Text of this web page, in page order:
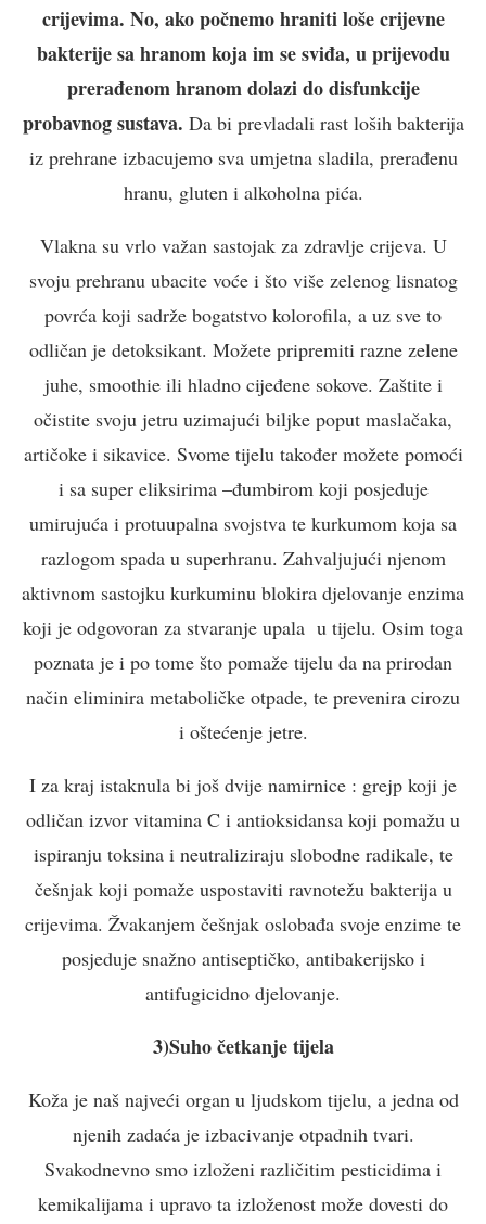
crijevima. No, ako počnemo hraniti loše crijevne
bakterije sa hranom koja im se sviđa, u prijevodu
prerađenom hranom dolazi do disfunkcije
probavnog sustava. Da bi prevladali rast loših bakterija
iz prehrane izbacujemo sva umjetna sladila, prerađenu
hranu, gluten i alkoholna pića.
Vlakna su vrlo važan sastojak za zdravlje crijeva. U
svoju prehranu ubacite voće i što više zelenog lisnatog
povrća koji sadrže bogatstvo kolorofila, a uz sve to
odličan je detoksikant. Možete pripremiti razne zelene
juhe, smoothie ili hladno cijeđene sokove. Zaštite i
očistite svoju jetru uzimajući biljke poput maslačaka,
artičoke i sikavice. Svome tijelu također možete pomoći
i sa super eliksirima –đumbirom koji posjeduje
umirujuća i protuupalna svojstva te kurkumom koja sa
razlogom spada u superhranu. Zahvaljujući njenom
aktivnom sastojku kurkuminu blokira djelovanje enzima
koji je odgovoran za stvaranje upala u tijelu. Osim toga
poznata je i po tome što pomaže tijelu da na prirodan
način eliminira metaboličke otpade, te prevenira cirozu
i oštećenje jetre.
I za kraj istaknula bi još dvije namirnice : grejp koji je
odličan izvor vitamina C i antioksidansa koji pomažu u
ispiranju toksina i neutraliziraju slobodne radikale, te
češnjak koji pomaže uspostaviti ravnotežu bakterija u
crijevima. Žvakanjem češnjak oslobađa svoje enzime te
posjeduje snažno antiseptičko, antibakerijsko i
antifugicidno djelovanje.
3)Suho četkanje tijela
Koža je naš najveći organ u ljudskom tijelu, a jedna od
njenih zadaća je izbacivanje otpadnih tvari.
Svakodnevno smo izloženi različitim pesticidima i
kemikalijama i upravo ta izloženost može dovesti do